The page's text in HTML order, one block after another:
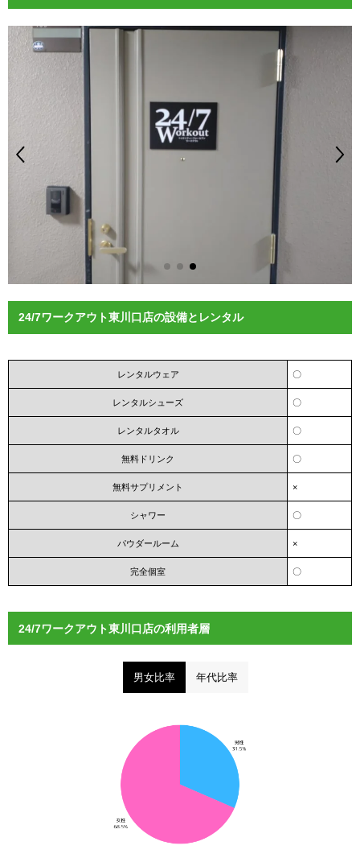
24/7ワークアウト東川口店の設備とレンタル
レンタルウェア 〇
レンタルシューズ 〇
レンタルタオル 〇
無料ドリンク 〇
無料サプリメント ×
シャワー 〇
パウダールーム ×
完全個室 〇
24/7ワークアウト東川口店の利用者層
男女比率 年代比率